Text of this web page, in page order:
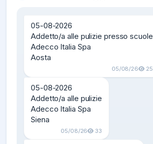
05-08-2026
Addetto/a alle pulizie presso scuole
Adecco Italia Spa
Aosta
05/08/26 25
05-08-2026
Addetto/a alle pulizie
Adecco Italia Spa
Siena
05/08/26 33